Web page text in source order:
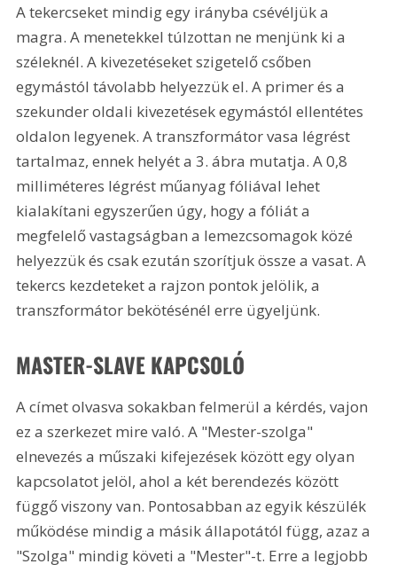
A tekercseket mindig egy irányba csévéljük a
magra. A menetekkel túlzottan ne menjünk ki a
széleknél. A kivezetéseket szigetelő csőben
egymástól távolabb helyezzük el. A primer és a
szekunder oldali kivezetések egymástól ellentétes
oldalon legyenek. A transzformátor vasa légrést
tartalmaz, ennek helyét a 3. ábra mutatja. A 0,8
milliméteres légrést műanyag fóliával lehet
kialakítani egyszerűen úgy, hogy a fóliát a
megfelelő vastagságban a lemezcsomagok közé
helyezzük és csak ezután szorítjuk össze a vasat. A
tekercs kezdeteket a rajzon pontok jelölik, a
transzformátor bekötésénél erre ügyeljünk.
MASTER-SLAVE KAPCSOLÓ
A címet olvasva sokakban felmerül a kérdés, vajon
ez a szerkezet mire való. A "Mester-szolga"
elnevezés a műszaki kifejezések között egy olyan
kapcsolatot jelöl, ahol a két berendezés között
függő viszony van. Pontosabban az egyik készülék
működése mindig a másik állapotától függ, azaz a
"Szolga" mindig követi a "Mester"-t. Erre a legjobb